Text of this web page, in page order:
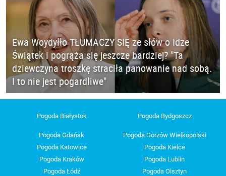
Ewa Woydyłło TŁUMACZY SIĘ ze słów o Idze
Świątek i pogrąża się jeszcze bardziej? "Ta
dziewczyna troszkę straciła panowanie nad sobą.
I to nie jest pogardliwe"
Pogoda Białystok Pogoda Bydgoszcz
Pogoda Gdańsk
Pogoda Gorzów Wielkopolski
Pogoda Katowice
Pogoda Kielce
Pogoda Kraków
Pogoda Lublin
Pogoda Łódź
Pogoda Olsztyn